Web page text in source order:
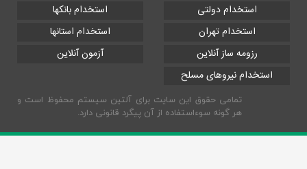
استخدام دولتی
استخدام بانکها
استخدام تهران
استخدام استانها
رزومه ساز آنلاین
آزمون آنلاین
استخدام نیروهای مسلح
تمامی حقوق این سایت برای آلتین سیستم محفوظ است و
هر گونه سوءاستفاده از آن پیگرد قانونی دارد.